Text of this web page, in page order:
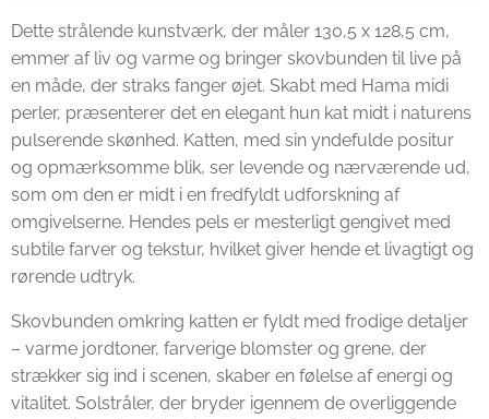
Dette strålende kunstværk, der måler 130,5 x 128,5 cm,
emmer af liv og varme og bringer skovbunden til live på
en måde, der straks fanger øjet. Skabt med Hama midi
perler, præsenterer det en elegant hun kat midt i naturens
pulserende skønhed. Katten, med sin yndefulde positur
og opmærksomme blik, ser levende og nærværende ud,
som om den er midt i en fredfyldt udforskning af
omgivelserne. Hendes pels er mesterligt gengivet med
subtile farver og tekstur, hvilket giver hende et livagtigt og
rørende udtryk.
Skovbunden omkring katten er fyldt med frodige detaljer
– varme jordtoner, farverige blomster og grene, der
strækker sig ind i scenen, skaber en følelse af energi og
vitalitet. Solstråler, der bryder igennem de overliggende